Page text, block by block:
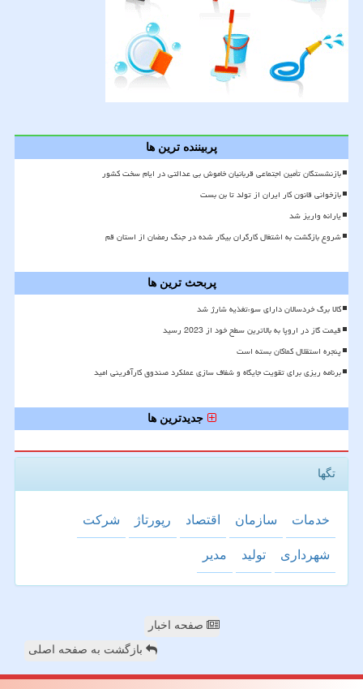
پربیننده ترین ها
بازنشستگان تأمین اجتماعی قربانیان خاموش بی عدالتی در ایام سخت کشور
بازخوانی قانون کار ایران از تولد تا بن بست
یارانه واریز شد
شروع بازگشت به اشتغال کارگران بیکار شده در جنگ رمضان از استان قم
پربحث ترین ها
کالا برگ خردسالان دارای سوءتغذیه شارژ شد
قیمت گاز در اروپا به بالاترین سطح خود از 2023 رسید
پنجره استقلال کماکان بسته است
برنامه ریزی برای تقویت جایگاه و شفاف سازی عملکرد صندوق کارآفرینی امید
جدیدترین ها
تگها
خدمات سازمان اقتصاد رپورتاژ شركت
شهرداری تولید مدیر
صفحه اخبار
بازگشت به صفحه اصلی